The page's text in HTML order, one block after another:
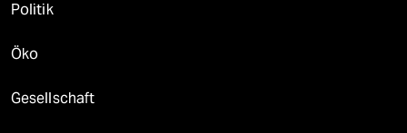
Politik
Öko
Gesellschaft